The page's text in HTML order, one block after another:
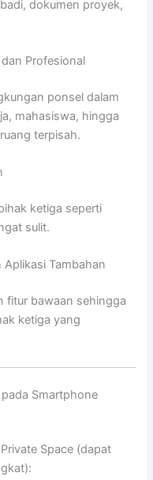
dokumen proyek,
Profesional
ponsel dalam
mahasiswa, hingga
terpisah.
ketiga seperti
sulit.
Tambahan
fitur bawaan sehingga
ketiga yang
Smartphone
Space (dapat